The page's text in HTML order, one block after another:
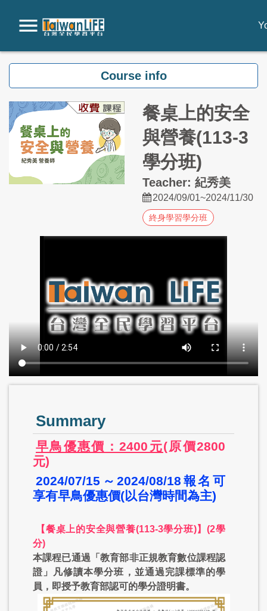
Skip to main content
Course info
餐桌上的安全
與營養(113-3
學分班)
Teacher: 紀秀美
2024/09/01~2024/11/30
終身學習學分班
Summary
早鳥優惠價：2400元(原價2800
元)
2024/07/15～2024/08/18報名可
享有早鳥優惠價(以台灣時間為主)
【餐桌上的安全與營養(113-3學分班)】(2學
分)
本課程已通過「教育部非正規教育數位課程認
證」凡修讀本學分班，並通過完課標準的學
員，即授予教育部認可的學分證明書。